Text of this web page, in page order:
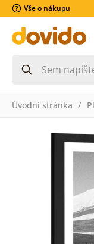
Vše o nákupu
Úvodní stránka